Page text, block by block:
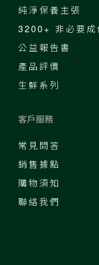
純淨保養主張
3200+ 非必要成
公益報告書
產品評價
生鮮系列
客戶服務
常見問答
銷售據點
購物須知
聯絡我們